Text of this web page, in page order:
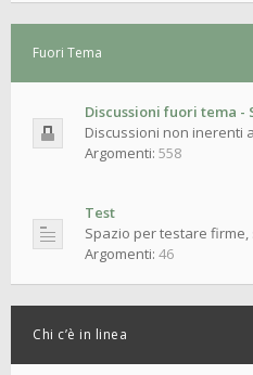
Fuori Tema
Discussioni fuori tema -
Discussioni non inerenti
Argomenti: 558
Test
Spazio per testare
Argomenti: 46
Chi c’è in linea